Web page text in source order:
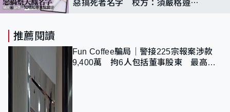
推薦閱讀
Fun Coffee騙局｜警接225宗報案涉款
9,400萬 拘6人包括董事股東 最高金